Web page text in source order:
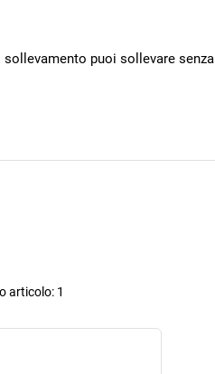
puoi sollevare
articolo: 1